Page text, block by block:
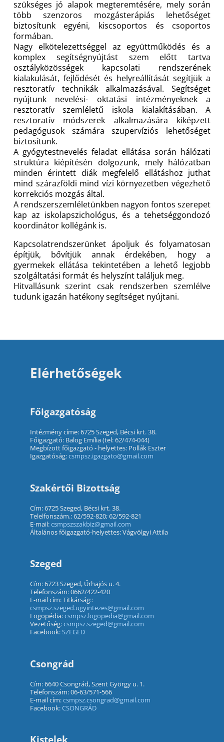
szükséges jó alapok megteremtésére, mely során
több szenzoros mozgásterápiás lehetőséget
biztosítunk egyéni, kiscsoportos és csoportos
formában.
Nagy elkötelezettséggel az együttműködés és a
komplex segítségnyújtást szem előtt tartva
osztályközösségek kapcsolati rendszerének
kialakulását, fejlődését és helyreállítását segítjük a
resztoratív technikák alkalmazásával. Segítséget
nyújtunk nevelési- oktatási intézményeknek a
resztoratív szemléletű iskola kialakításában. A
resztoratív módszerek alkalmazására kiképzett
pedagógusok számára szupervíziós lehetőséget
biztosítunk.
A gyógytestnevelés feladat ellátása során hálózati
struktúra kiépítésén dolgozunk, mely hálózatban
minden érintett diák megfelelő ellátáshoz juthat
mind szárazföldi mind vízi környezetben végezhető
korrekciós mozgás által.
A rendszerszemléletünkben nagyon fontos szerepet
kap az iskolapszichológus, és a tehetséggondozó
koordinátor kollégánk is.
Kapcsolatrendszerünket ápoljuk és folyamatosan
építjük, bővítjük annak érdekében, hogy a
gyermekek ellátása tekintetében a lehető legjobb
szolgáltatási formát és helyszínt találjuk meg.
Hitvallásunk szerint csak rendszerben szemlélve
tudunk igazán hatékony segítséget nyújtani.
Elérhetőségek
Főigazgatóság
Intézmény címe: 6725 Szeged, Bécsi krt. 38.
Főigazgató: Balog Emília (tel: 62/474-044)
Megbízott főigazgató - helyettes: Pollák Eszter
Igazgatóság:csmpsz.igazgato@gmail.com
Szakértői Bizottság
Cím: 6725 Szeged, Bécsi krt. 38.
Telelfonszám.: 62/592-820; 62/592-821
E-mail:csmpszszakbiz@gmail.com
Általános főigazgató-helyettes: Vágvölgyi Attila
Szeged
Cím: 6723 Szeged, Űrhajós u. 4.
Telefonszám: 0662/422-420
E-mail cím: Titkárság::
csmpsz.szeged.ugyintezes@gmail.com
Logopédia:csmpsz.logopedia@gmail.com
Vezetőség:csmpsz.szeged@gmail.com
Facebook: SZEGED
Csongrád
Cím: 6640 Csongrád, Szent György u. 1.
Telefonszám: 06-63/571-566
E-mail cím:csmpsz.csongrad@gmail.com
Facebook:CSONGRÁD